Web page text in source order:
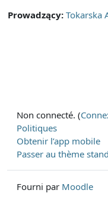
Prowadzący: Tokarska
Non connecté. (
Politiques
Obtenir l’app mobile
Passer au thème
Fourni par Moodle